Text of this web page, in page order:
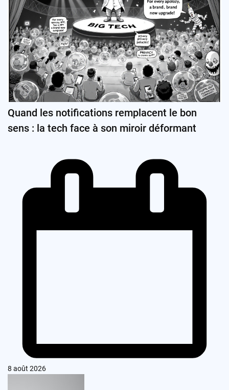
Quand les notifications remplacent le bon
sens : la tech face à son miroir déformant
8 août 2026